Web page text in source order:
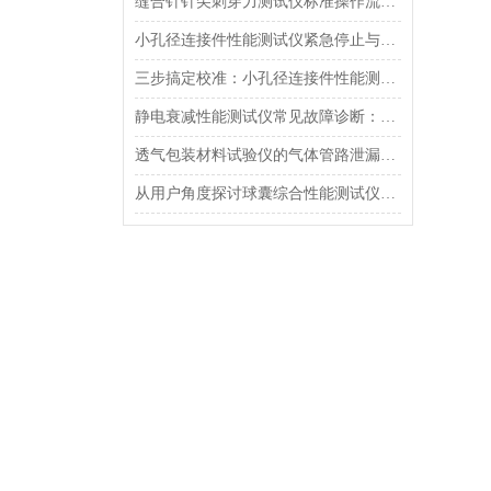
小孔径连接件性能测试仪紧急停止与异常状态下的安全复位操作
三步搞定校准：小孔径连接件性能测试仪的每日开机自检流程详解
静电衰减性能测试仪常见故障诊断：充电不稳定与电位漂移排查
透气包装材料试验仪的气体管路泄漏防护与废气排放系统详解
从用户角度探讨球囊综合性能测试仪的故障问题